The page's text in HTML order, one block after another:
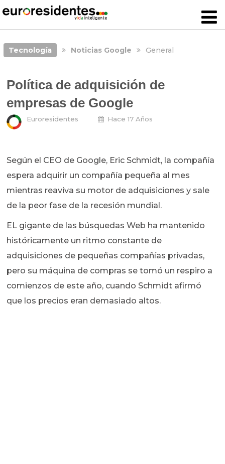
Tecnología Noticias Google General
Política de adquisición de
empresas de Google
Euroresidentes Hace 17 Años
Según el CEO de Google, Eric Schmidt, la compañía
espera adquirir un compañía pequeña al mes
mientras reaviva su motor de adquisiciones y sale
de la peor fase de la recesión mundial.
EL gigante de las búsquedas Web ha mantenido
históricamente un ritmo constante de
adquisiciones de pequeñas compañías privadas,
pero su máquina de compras se tomó un respiro a
comienzos de este año, cuando Schmidt afirmó
que los precios eran demasiado altos.